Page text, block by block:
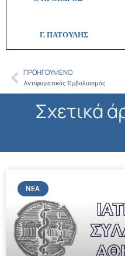
Γ. ΠΑΤΟΥΛΗΣ
Prev
ΠΡΟΗΓΟΎΜΕΝΟ
Αντιφυματικός Εμβολιασμός
Σχετικά
ΝΈΑ